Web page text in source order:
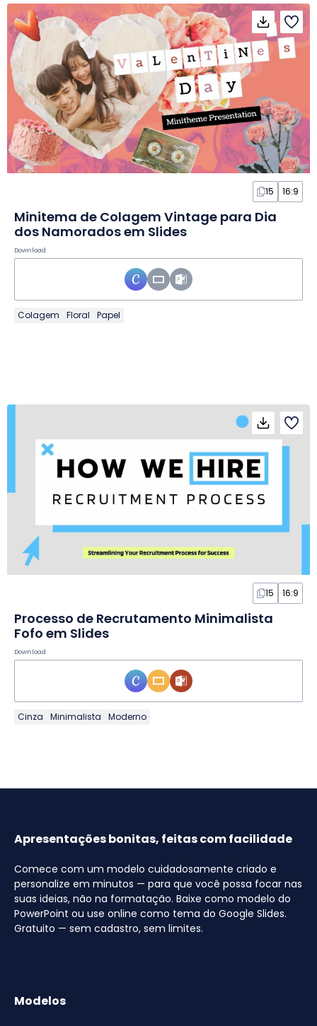
15 16:9
Minitema de Colagem Vintage para Dia
dos Namorados em Slides
Download
Colagem Floral Papel
15 16:9
Processo de Recrutamento Minimalista
Fofo em Slides
Download
Cinza Minimalista Moderno
Apresentações bonitas, feitas com facilidade
Comece com um modelo cuidadosamente criado e
personalize em minutos — para que você possa focar nas
suas ideias, não na formatação. Baixe como modelo do
PowerPoint ou use online como tema do Google Slides.
Gratuito — sem cadastro, sem limites.
Modelos